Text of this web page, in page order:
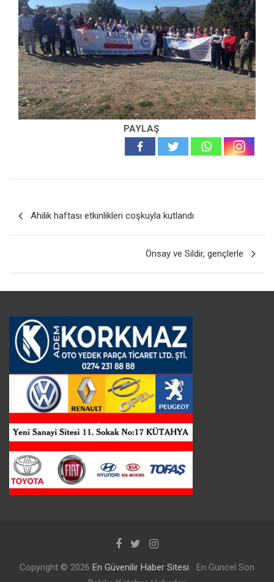
PAYLAŞ
Ahilik haftası etkinlikleri coşkuyla kutlandı
Önsay ve Sildir, gençlerle
Copyright © 2026 En Güvenilir Haber Sitesi
En Güncel Son